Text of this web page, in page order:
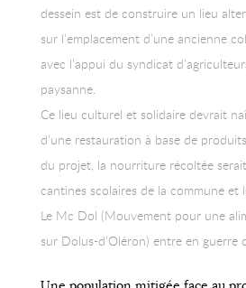
dessein est de construire un lieu
sur l’emplacement d’une ancienne
avec l’appui du syndicat
paysanne.
Ce lieu culturel et solidaire devrait
d’une restauration à base de
du projet, la nourriture récoltée
cantines scolaires de la commune et
Le Mc Dol (Mouvement pour une
sur Dolus-d’Oléron) entre en guerre